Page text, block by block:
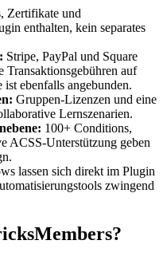
Zertifikate und
enthalten, kein separates
Stripe, PayPal und Square
Transaktionsgebühren auf
ebenfalls angebunden.
Gruppen-Lizenzen und eine
Lernszenarien.
100+ Conditions,
ACSS-Unterstützung geben
lassen sich direkt im Plugin
zwingend